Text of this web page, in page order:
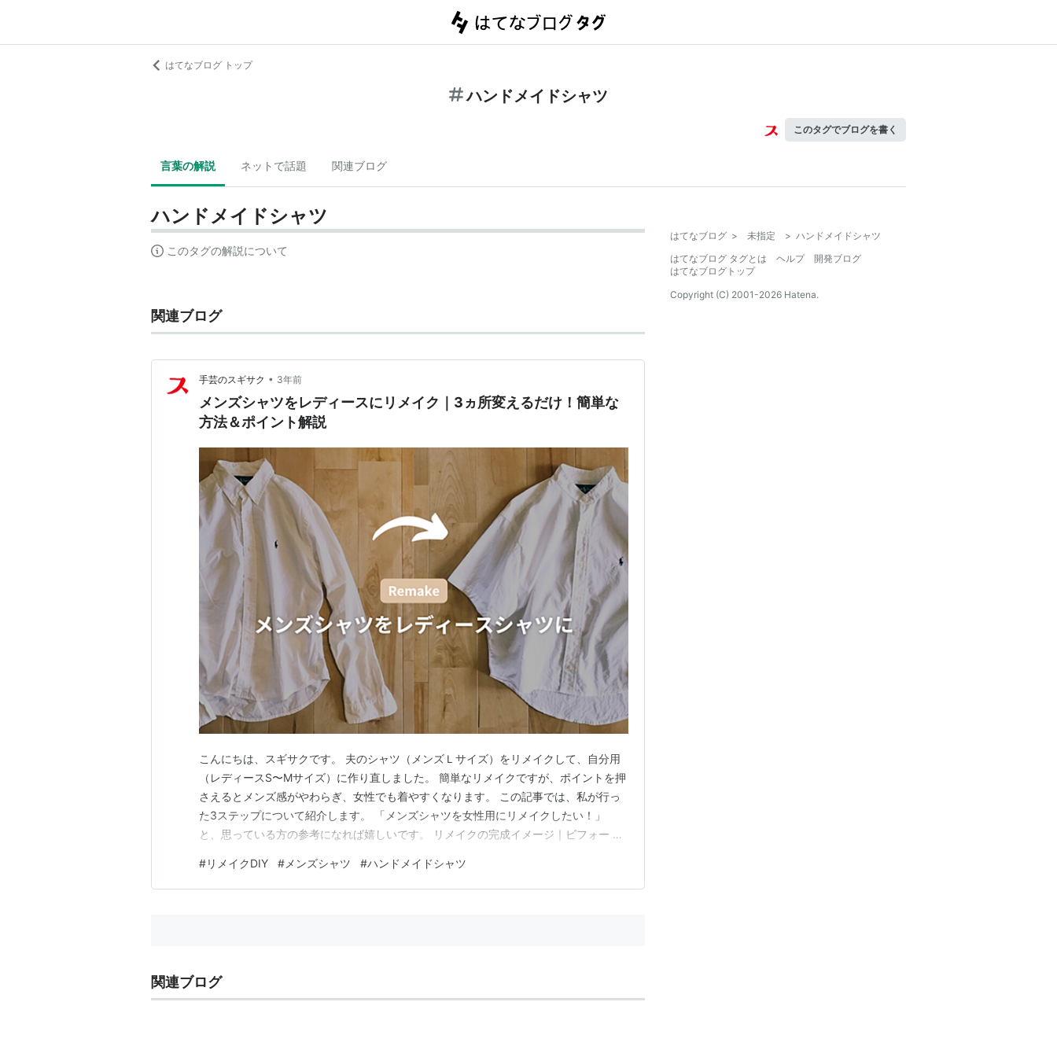
はてなブログ トップ
ハンドメイドシャツ
このタグでブログを書く
言葉の解説 ネットで話題 関連ブログ
ハンドメイドシャツ
このタグの解説について
関連ブログ
手芸のスギサク • 3年前
メンズシャツをレディースにリメイク｜3ヵ所変えるだけ！簡単な
方法＆ポイント解説
こんにちは、スギサクです。 夫のシャツ（メンズＬサイズ）をリメイクして、自分用
（レディースS〜Mサイズ）に作り直しました。 簡単なリメイクですが、ポイントを押
さえるとメンズ感がやわらぎ、女性でも着やすくなります。 この記事では、私が行っ
た3ステップについて紹介します。 「メンズシャツを女性用にリメイクしたい！」
と、思っている方の参考になれば嬉しいです。 リメイクの完成イメージ｜ビフォー ➡
ォードシャツ（before）から、カジュアルな半袖シャツ（after）に変身しました。 作
り方｜3ステップで簡単…
#リメイクDIY # メンズシャツ #ハンドメイドシャツ
関連ブログ
はてなブログ > 未指定 > ハンドメイドシャツ
はてなブログ タグとは
ヘルプ
開発ブログ
はてなブログトップ
Copyright (C) 2001-2026 Hatena.